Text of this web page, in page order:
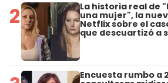
2 La historia real de
una mujer", la
Netflix sobre el
que descuartizó a
Encuesta rumbo a